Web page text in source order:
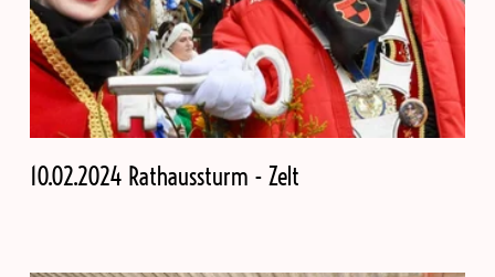
10.02.2024 Rathaussturm - Zelt